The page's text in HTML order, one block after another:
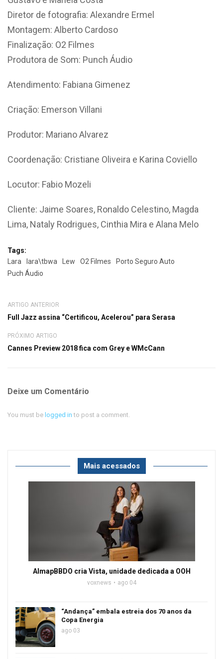
Diretor de fotografia: Alexandre Ermel
Montagem: Alberto Cardoso
Finalização: O2 Filmes
Produtora de Som: Punch Áudio
Atendimento: Fabiana Gimenez
Criação: Emerson Villani
Produtor: Mariano Alvarez
Coordenação: Cristiane Oliveira e Karina Coviello
Locutor: Fabio Mozeli
Cliente: Jaime Soares, Ronaldo Celestino, Magda
Lima, Nataly Rodrigues, Cinthia Mira e Alana Melo
Tags:
Lara
lara\tbwa Lew O2 Filmes
Porto Seguro Auto
Puch Áudio
ARTIGO ANTERIOR
Full Jazz assina “Certificou, Acelerou” para Serasa
PRÓXIMO ARTIGO
Cannes Preview 2018 fica com Grey e WMcCann
Deixe um Comentário
You must be logged in to post a comment.
Mais acessados
AlmapBBDO cria Vista, unidade dedicada a OOH
voxnews ago 04
“Andança” embala estreia dos 70 anos da
Copa Energia
ago 03